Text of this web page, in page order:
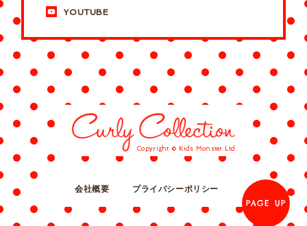
YOUTUBE
Copyright © Kids Monster Ltd.
会社概要
プライバシーポリシー
PAGE UP